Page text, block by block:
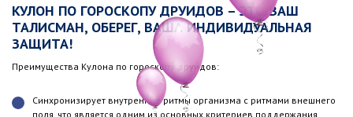
КУЛОН ПО ГОРОСКОПУ ДРУИДОВ – ЭТО ВАШ
ТАЛИСМАН, ОБЕРЕГ, ВАША ИНДИВИДУАЛЬНАЯ
ЗАЩИТА!
Преимущества Кулона по гороскопу друидов:
Синхронизирует внутренние ритмы организма с ритмами внешнего
поля, что является одним из основных критериев поддержания